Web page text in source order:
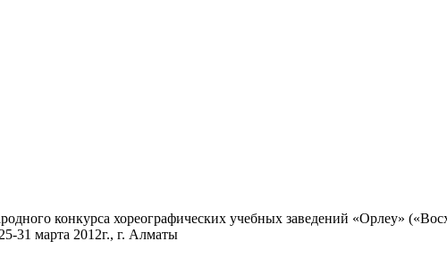
конкурса хореографических учебных заведений «Орлеу»
31 марта 2012г., г. Алматы